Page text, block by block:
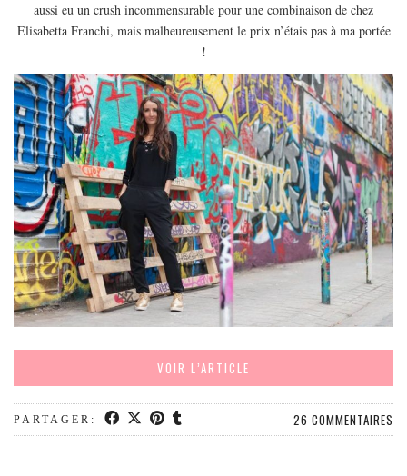
aussi eu un crush incommensurable pour une combinaison de chez
Elisabetta Franchi, mais malheureusement le prix n’étais pas à ma portée
!
VOIR L’ARTICLE
PARTAGER: 26 COMMENTAIRES